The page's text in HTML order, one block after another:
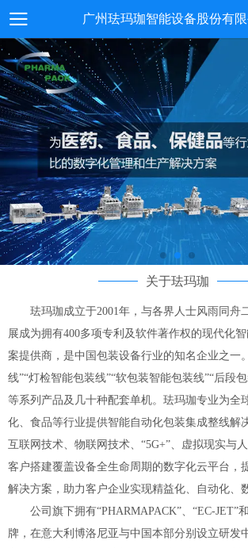
广州珐玛珈智能设备股份有限
关于珐玛珈
珐玛珈成立于2001年，与各界人士风雨同舟
展成为拥有400多项专利及软件著作权的现代化
案提供商，是中国包装设备行业的知名企业之一
线”“灯检智能包装线”“软包装智能包装线”“后段
等系列产品及几十种配套单机。珐玛珈专业为全
化、食品等行业提供智能自动化包装集成整线解
互联网技术、物联网技术、“5G+”、虚拟现实与
客户搭建覆盖设备全生命周期的数字化云平台，
解决方案，助力客户企业实现精益化、自动化、
公司旗下拥有“PHARMAPACK”、“EC-JET”
牌，在意大利博洛尼亚与中国本部分别设立研发